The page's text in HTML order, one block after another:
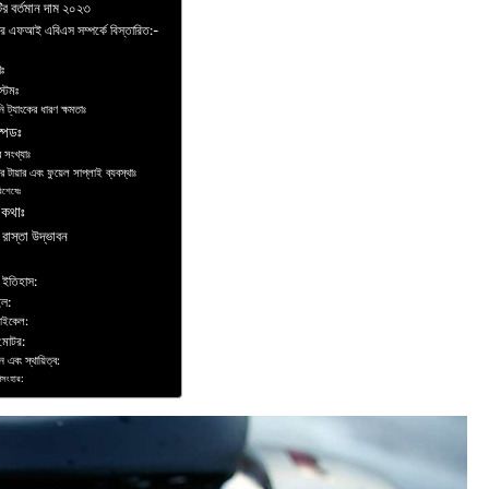
বর্তমান দাম ২০২৩
এফআই এবিএস সম্পর্কে বিস্তারিত:-
ট্যাংকের ধারণ ক্ষমতাঃ
সংখ্যাঃ
টায়ার এবং ফুয়েল সাপ্লাই ব্যবস্থাঃ
উদ্ভাবন
ইতিহাস:
এবং স্থায়িত্ব: